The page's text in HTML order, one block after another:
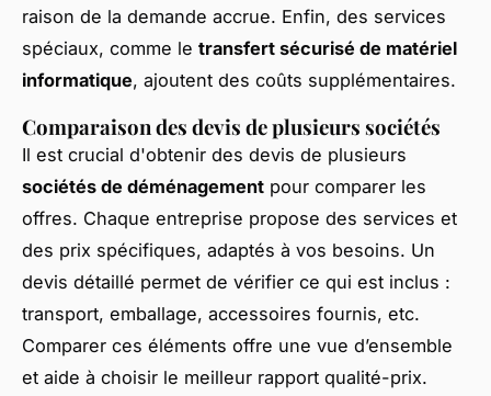
raison de la demande accrue. Enfin, des services
spéciaux, comme le transfert sécurisé de matériel
informatique, ajoutent des coûts supplémentaires.
Comparaison des devis de plusieurs sociétés
Il est crucial d'obtenir des devis de plusieurs
sociétés de déménagement pour comparer les
offres. Chaque entreprise propose des services et
des prix spécifiques, adaptés à vos besoins. Un
devis détaillé permet de vérifier ce qui est inclus :
transport, emballage, accessoires fournis, etc.
Comparer ces éléments offre une vue d’ensemble
et aide à choisir le meilleur rapport qualité-prix.